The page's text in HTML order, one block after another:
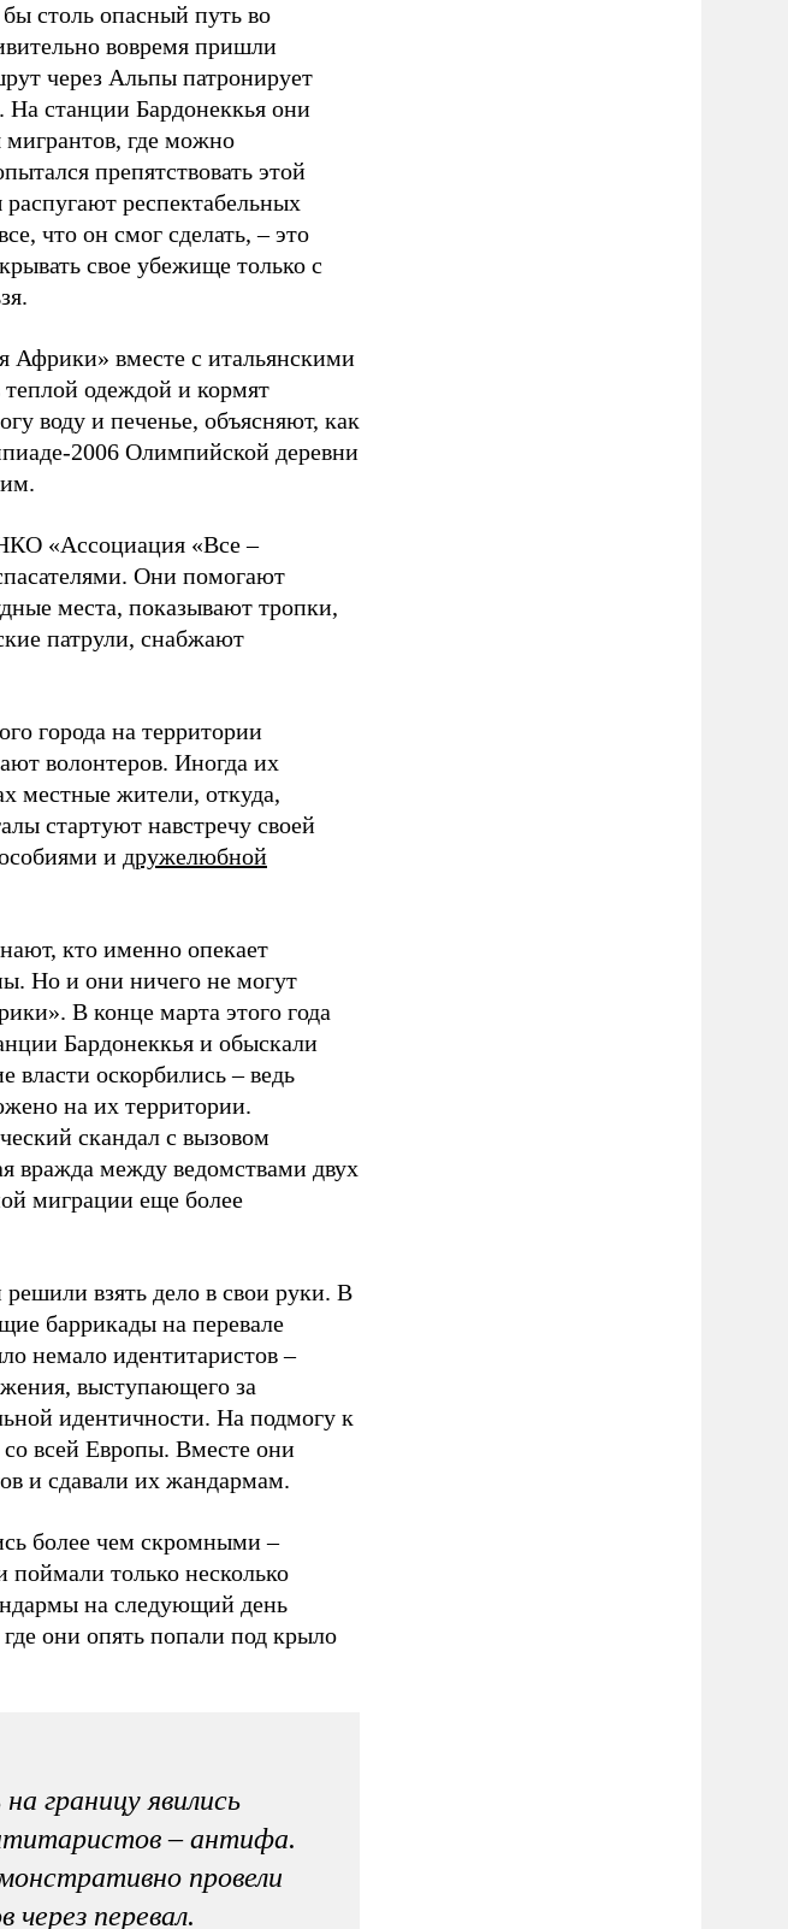
столь опасный путь во
вовремя пришли
через Альпы патронирует
На станции Бардонеккья они
где можно
препятствовать этой
респектабельных
что он смог сделать, – это
свое убежище только с
Африки» вместе с итальянскими
одеждой и кормят
воду и печенье, объясняют, как
2006 Олимпийской деревни
«Ассоциация «Все –
Они помогают
места, показывают тропки,
патрули, снабжают
города на территории
волонтеров. Иногда их
местные жители, откуда,
стартуют навстречу своей
и дружелюбной
кто именно опекает
Но и они ничего не могут
В конце марта этого года
Бардонеккья и обыскали
власти оскорбились – ведь
на их территории.
скандал с вызовом
вражда между ведомствами двух
миграции еще более
взять дело в свои руки. В
баррикады на перевале
немало идентитаристов –
выступающего за
идентичности. На подмогу к
всей Европы. Вместе они
и сдавали их жандармам.
более чем скромными –
только несколько
на следующий день
они опять попали под крыло
границу явились
– антифа.
провели
через перевал.